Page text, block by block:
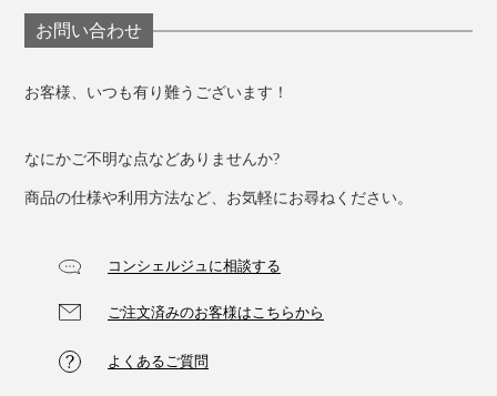
お問い合わせ
お客様、いつも有り難うございます！
なにかご不明な点などありませんか?
商品の仕様や利用方法など、お気軽にお尋ねください。
コンシェルジュに相談する
ご注文済みのお客様はこちらから
よくあるご質問